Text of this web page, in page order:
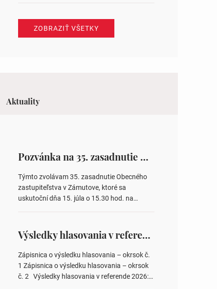
ZOBRAZIŤ VŠETKY
Aktuality
Pozvánka na 35. zasadnutie OZ v Zámutove
Týmto zvolávam 35. zasadnutie Obecného
zastupiteľstva v Zámutove, ktoré sa
uskutoční dňa 15. júla o 15.30 hod. na
Schválenie návrhovej komisie a overovateľov
zápisnice 3. Určenie volebných obvodov pre
voľby poslancov obecných zastupiteľstiev,
počtu poslancov obecných zastupiteľstiev v
nich 4. Schválenie odpredaja obecného
Výsledky hlasovania v referende 2026
Zápisnica o výsledku hlasovania – okrsok č.
1 Zápisnica o výsledku hlasovania – okrsok
č. 2 Výsledky hlasovania v referende 2026: